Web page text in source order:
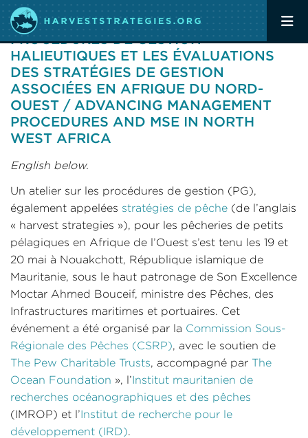
FR/EN – FAIRE PROGRESSER LES
PROCÉDURES DE GESTION
HALIEUTIQUES ET LES ÉVALUATIONS
DES STRATÉGIES DE GESTION
ASSOCIÉES EN AFRIQUE DU NORD-
OUEST / ADVANCING MANAGEMENT
PROCEDURES AND MSE IN NORTH
WEST AFRICA
English below.
Un atelier sur les procédures de gestion (PG),
également appelées stratégies de pêche (de l’anglais
« harvest strategies »), pour les pêcheries de petits
pélagiques en Afrique de l’Ouest s’est tenu les 19 et
20 mai à Nouakchott, République islamique de
Mauritanie, sous le haut patronage de Son Excellence
Moctar Ahmed Bouceif, ministre des Pêches, des
Infrastructures maritimes et portuaires. Cet
événement a été organisé par la Commission Sous-
Régionale des Pêches (CSRP), avec le soutien de
The Pew Charitable Trusts, accompagné par The
Ocean Foundation », l’Institut mauritanien de
recherches océanographiques et des pêches
(IMROP) et l’Institut de recherche pour le
développement (IRD).